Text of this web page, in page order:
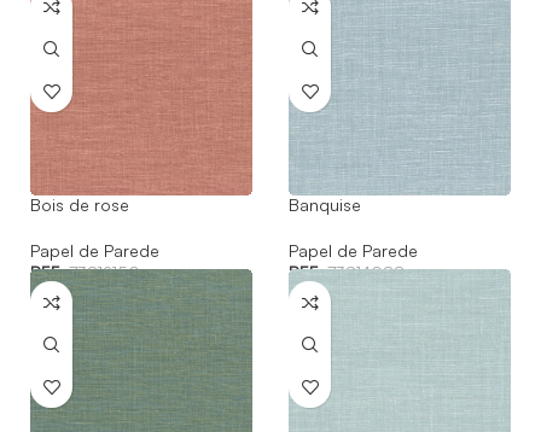
Bois de rose
Papel de Parede
REF:73812150
Banquise
Papel de Parede
REF:73814088